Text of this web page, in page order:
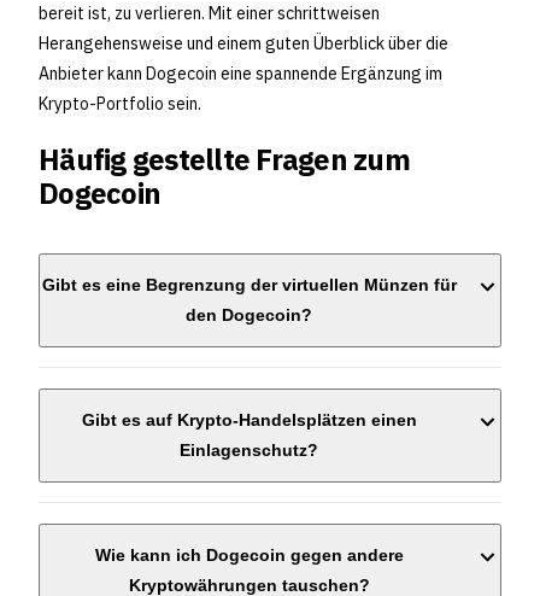
bereit ist, zu verlieren. Mit einer schrittweisen
Herangehensweise und einem guten Überblick über die
Anbieter kann Dogecoin eine spannende Ergänzung im
Krypto-Portfolio sein.
Häufig gestellte Fragen zum
Dogecoin
Gibt es eine Begrenzung der virtuellen Münzen für
den Dogecoin?
Gibt es auf Krypto-Handelsplätzen einen
Einlagenschutz?
Wie kann ich Dogecoin gegen andere
Kryptowährungen tauschen?